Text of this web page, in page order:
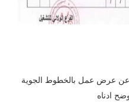
عن عرض عمل بالخطوط الجوية
ادناه